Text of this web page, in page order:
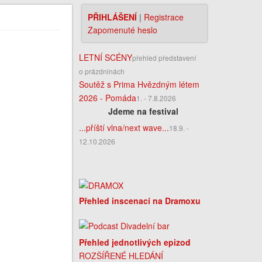
PŘIHLÁŠENÍ| Registrace
Zapomenuté heslo
LETNÍ SCÉNYpřehled představení
o prázdninách
Soutěž s Prima Hvězdným létem
2026 - Pomáda1. - 7.8.2026
Jdeme na festival
...příští vlna/next wave...18.9. -
12.10.2026
Přehled inscenací na Dramoxu
Přehled jednotlivých epizod
ROZŠÍŘENÉ HLEDÁNÍ